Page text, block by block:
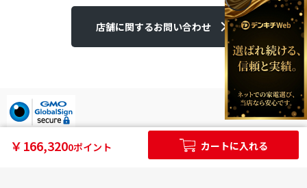
￥166,3200ポイント カートに入れる
店舗に関するお問い合わせ
デンキチはGMOグローバルサイン発行のSSL電子証明書を使用して
います。
個人情報やご購入情報はSSL暗号化通信により保護されます。